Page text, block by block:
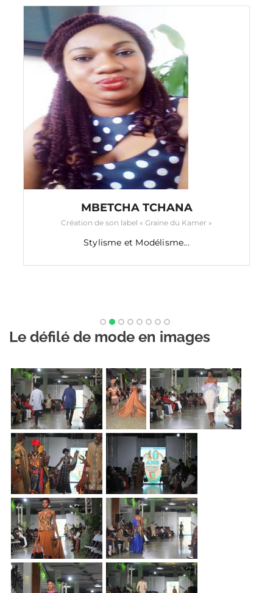
ANGGY HAIF
LE CRÉATEUR de mode ANGGY HAI
LE CRÉATEUR ANGGY HAIF est un créateur
Le défilé de mode en images